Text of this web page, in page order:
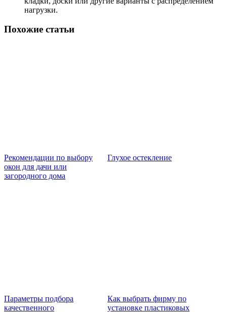
нагрузки.
Похожие статьи
Рекомендации по выбору
окон для дачи или
загородного дома
Глухое остекление
Параметры подбора
качественного
Как выбрать фирму по
установке пластиковых